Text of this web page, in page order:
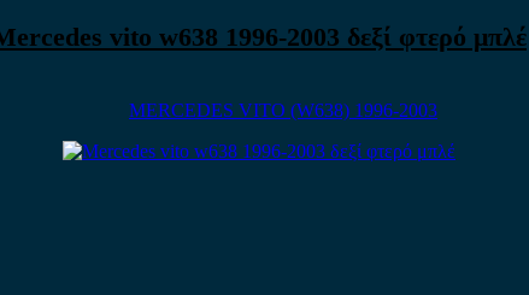
vito w638 1996-2003 δεξί φτερό μπλέ
MERCEDES VITO (W638) 1996-2003